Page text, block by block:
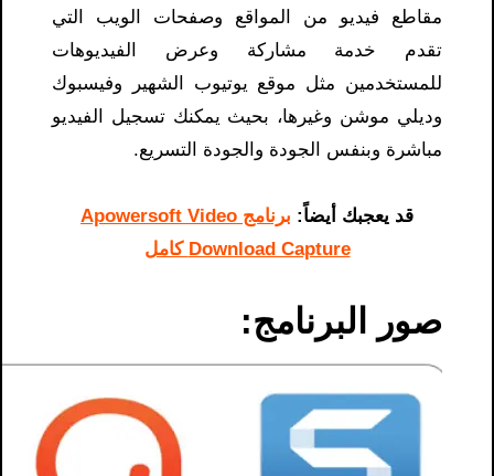
مقاطع فيديو من المواقع وصفحات الويب التي
تقدم خدمة مشاركة وعرض الفيديوهات
للمستخدمين مثل موقع يوتيوب الشهير وفيسبوك
وديلي موشن وغيرها، بحيث يمكنك تسجيل الفيديو
مباشرة وبنفس الجودة والجودة التسريع.
قد يعجبك أيضاً:
برنامج Apowersoft Video
Download Capture كامل
صور البرنامج: